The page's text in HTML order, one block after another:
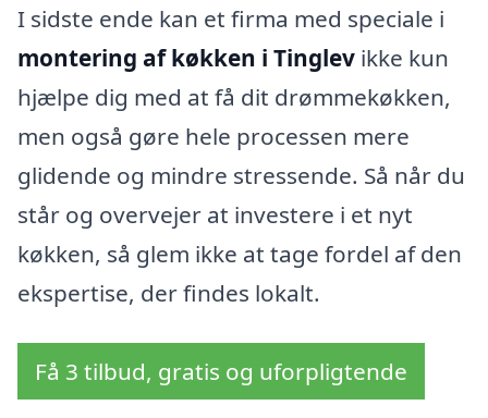
I sidste ende kan et firma med speciale i
montering af køkken i Tinglev ikke kun
hjælpe dig med at få dit drømmekøkken,
men også gøre hele processen mere
glidende og mindre stressende. Så når du
står og overvejer at investere i et nyt
køkken, så glem ikke at tage fordel af den
ekspertise, der findes lokalt.
Få 3 tilbud, gratis og uforpligtende